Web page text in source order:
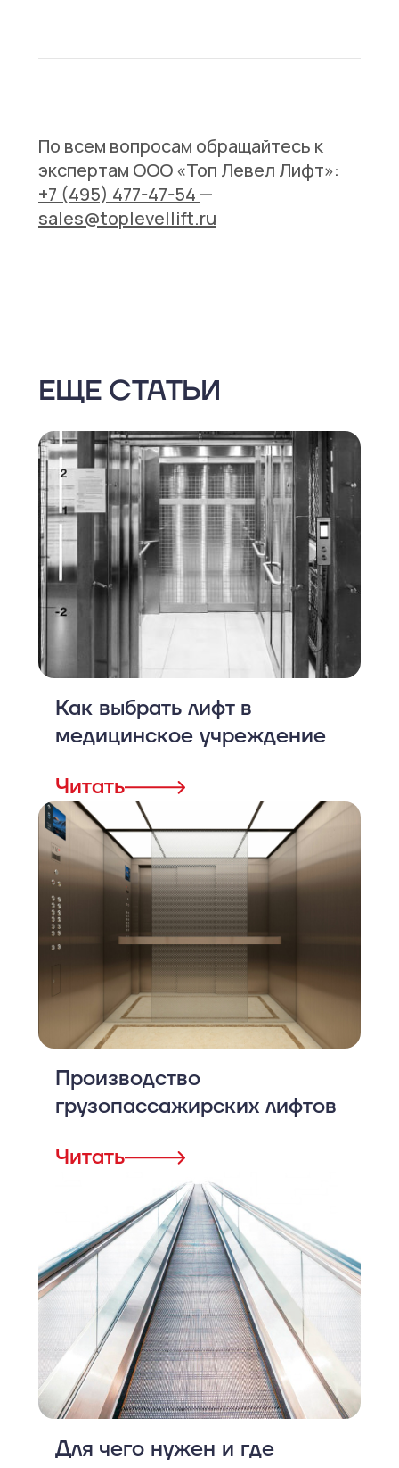
По всем вопросам обращайтесь к
экспертам ООО «Топ Левел Лифт»:
+7 (495) 477-47-54 —
sales@toplevellift.ru
ЕЩЕ СТАТЬИ
Как выбрать лифт в
медицинское учреждение
Читать
Производство
грузопассажирских лифтов
Читать
Для чего нужен и где